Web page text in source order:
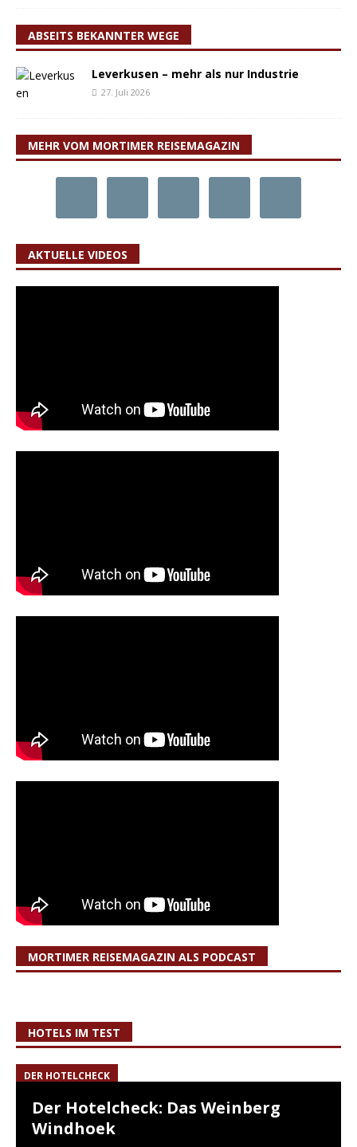
ABSEITS BEKANNTER WEGE
Leverkusen – mehr als nur Industrie
27. Juli 2026
MEHR VOM MORTIMER REISEMAGAZIN
AKTUELLE VIDEOS
MORTIMER REISEMAGAZIN ALS PODCAST
HOTELS IM TEST
DER HOTELCHECK
Der Hotelcheck: Das Weinberg
Windhoek